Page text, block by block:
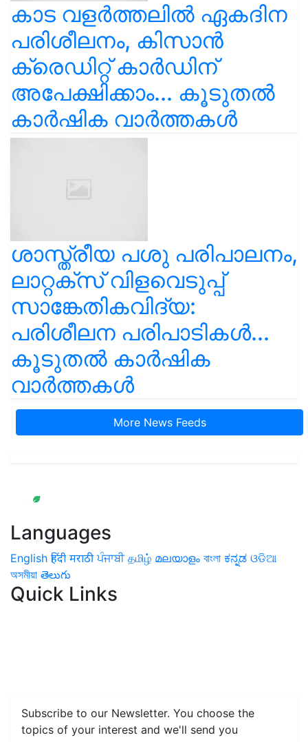
കാട വളര്‍ത്തലിൽ ഏകദിന
പരിശീലനം, കിസാൻ
ക്രെഡിറ്റ് കാർഡിന്
അപേക്ഷിക്കാം... കൂടുതൽ
കാർഷിക വാർത്തകൾ
ശാസ്ത്രീയ പശു പരിപാലനം,
ലാറ്റക്സ് വിളവെടുപ്പ്
സാങ്കേതികവിദ്യ:
പരിശീലന പരിപാടികൾ...
കൂടുതൽ കാർഷിക
വാർത്തകൾ
More News Feeds
Languages
English हिंदी मराठी ਪੰਜਾਬੀ தமிழ் മലയാളം বাংলা ಕನ್ನಡ ଓଡିଆ
অসমীয়া తెలుగు
Quick Links
Subscribe to our Newsletter. You choose the
topics of your interest and we'll send you